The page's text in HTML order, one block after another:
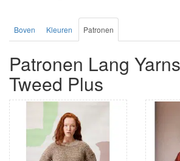
Boven Kleuren Patronen
Patronen Lang
Tweed Plus